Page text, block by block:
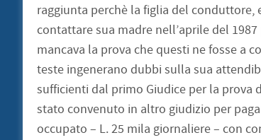
raggiunta perchè la figlia del conduttore,
contattare sua madre nell’aprile del
mancava la prova che questi ne fosse a
teste ingenerano dubbi sulla sua
sufficienti dal primo Giudice per la prova
stato convenuto in altro giudizio per
occupato – L. 25 mila giornaliere – con